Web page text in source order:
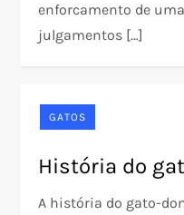
enforcamento de
julgamentos […]
GATOS
História do
A história do gato-